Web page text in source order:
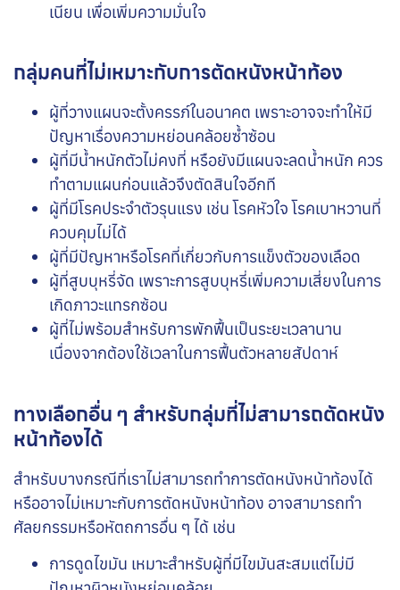
เนียน เพื่อเพิ่มความมั่นใจ
กลุ่มคนที่ไม่เหมาะกับการตัดหนังหน้าท้อง
ผู้ที่วางแผนจะตั้งครรภ์ในอนาคต เพราะอาจจะทำให้มี
ปัญหาเรื่องความหย่อนคล้อยซ้ำซ้อน
ผู้ที่มีน้ำหนักตัวไม่คงที่ หรือยังมีแผนจะลดน้ำหนัก ควร
ทำตามแผนก่อนแล้วจึงตัดสินใจอีกที
ผู้ที่มีโรคประจำตัวรุนแรง เช่น โรคหัวใจ โรคเบาหวานที่
ควบคุมไม่ได้
ผู้ที่มีปัญหาหรือโรคที่เกี่ยวกับการแข็งตัวของเลือด
ผู้ที่สูบบุหรี่จัด เพราะการสูบบุหรี่เพิ่มความเสี่ยงในการ
เกิดภาวะแทรกซ้อน
ผู้ที่ไม่พร้อมสำหรับการพักฟื้นเป็นระยะเวลานาน
เนื่องจากต้องใช้เวลาในการฟื้นตัวหลายสัปดาห์
ทางเลือกอื่น ๆ สำหรับกลุ่มที่ไม่สามารถตัดหนัง
หน้าท้องได้
สำหรับบางกรณีที่เราไม่สามารถทำการตัดหนังหน้าท้องได้
หรืออาจไม่เหมาะกับการตัดหนังหน้าท้อง อาจสามารถทำ
ศัลยกรรมหรือหัตถการอื่น ๆ ได้ เช่น
การดูดไขมัน เหมาะสำหรับผู้ที่มีไขมันสะสมแต่ไม่มี